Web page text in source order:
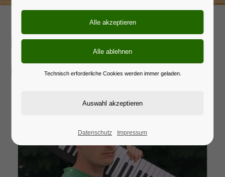
Kulturveranstaltungen im
LandkreisTechnisch erforderliche Cookies werden immer geladen.
Datenschutz Impressum